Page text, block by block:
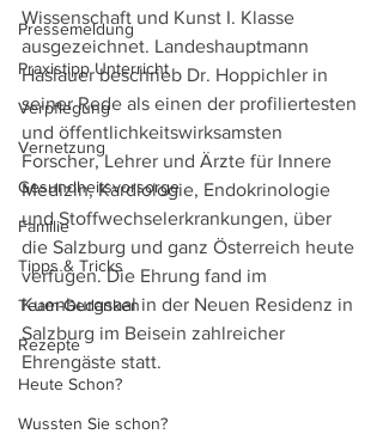
Pressemeldung
Praxistipp Unterricht
Verpflegung
Vernetzung
Gesundheitsvorsorge
Familie
Tipps & Tricks
Team-Gedanken
Rezepte
Heute Schon?
Wussten Sie schon?
Wissenschaft und Kunst I. Klasse
ausgezeichnet. Landeshauptmann
Haslauer beschrieb Dr. Hoppichler in
seiner Rede als einen der profiliertesten
und öffentlichkeitswirksamsten
Forscher, Lehrer und Ärzte für Innere
Medizin, Kardiologie, Endokrinologie
und Stoffwechselerkrankungen, über
die Salzburg und ganz Österreich heute
verfügen. Die Ehrung fand im
Kuenburgsaal in der Neuen Residenz in
Salzburg im Beisein zahlreicher
Ehrengäste statt.